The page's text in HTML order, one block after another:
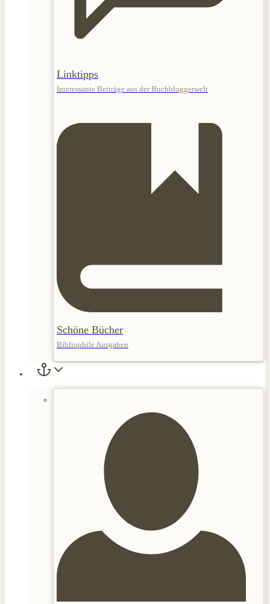
Linktipps
Interessante Beiträge aus der Buchbloggerwelt
Schöne Bücher
Bibliophile Ausgaben